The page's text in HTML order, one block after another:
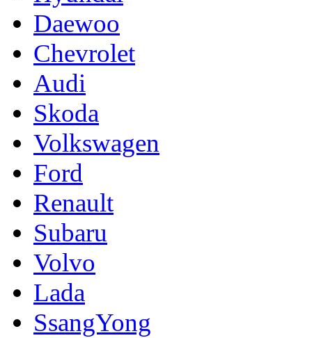
Daewoo
Chevrolet
Audi
Skoda
Volkswagen
Ford
Renault
Subaru
Volvo
Lada
SsangYong